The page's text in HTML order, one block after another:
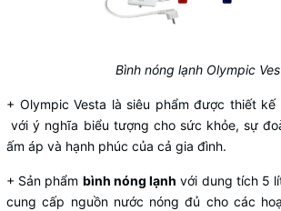
Bình nóng lạnh Olympic
+ Olympic Vesta là siêu phẩm được thiết
với ý nghĩa biểu tượng cho sức khỏe, sự
ấm áp và hạnh phúc của cả gia đình.
+ Sản phẩm bình nóng lạnh với dung tích 5
cung cấp nguồn nước nóng đủ cho các